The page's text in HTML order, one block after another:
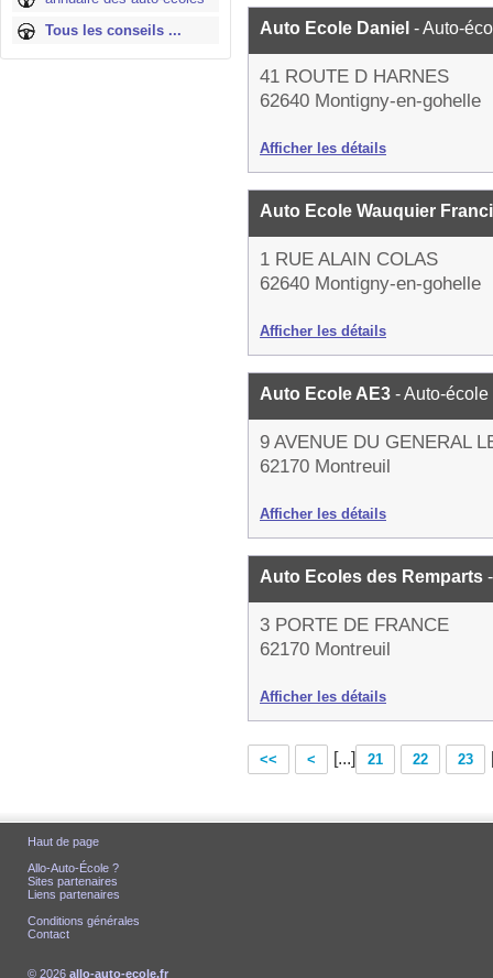
Tous les conseils ...
Auto Ecole Daniel - Auto-
41 ROUTE D HARNES
62640 Montigny-en-gohelle
Afficher les détails
Auto Ecole Wauquier
1 RUE ALAIN COLAS
62640 Montigny-en-gohelle
Afficher les détails
Auto Ecole AE3 - Auto-école
9 AVENUE DU GENERAL
62170 Montreuil
Afficher les détails
Auto Ecoles des Remparts
3 PORTE DE FRANCE
62170 Montreuil
Afficher les détails
<< < [...] 21 22 23
Haut de page
Allo-Auto-École ?
Sites partenaires
Liens partenaires
Conditions générales
Contact
© 2026 allo-auto-ecole.fr